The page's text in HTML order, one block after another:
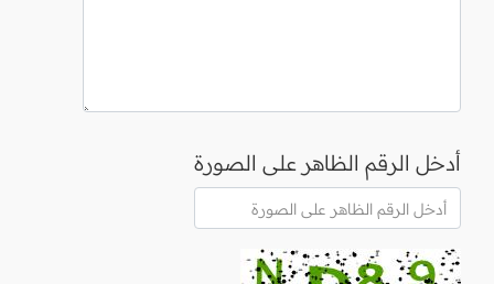
أدخل الرقم الظاهر على الصورة